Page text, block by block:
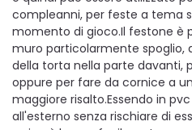
compleanni, per feste a tema
momento di gioco.Il festone è
muro particolarmente spoglio,
della torta nella parte davanti,
oppure per fare da cornice a
maggiore risalto.Essendo in
all'esterno senza rischiare di